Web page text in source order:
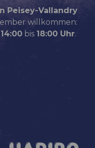
Peisey-Vallandry
willkommen:
14:00 bis 18:00 Uhr.